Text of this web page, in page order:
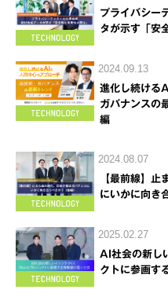
プライバシ
タが示す「安
2024.09.13
進化し続ける
ガバナンスの
編
2024.08.07
【最前線】止
にいかに向き
2025.02.27
AI社会の新し
クトに参画す